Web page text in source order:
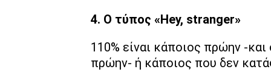
4. Ο τύπος «Hey, stranger»
110% είναι κάποιος πρώην -
πρώην- ή κάποιος που δεν